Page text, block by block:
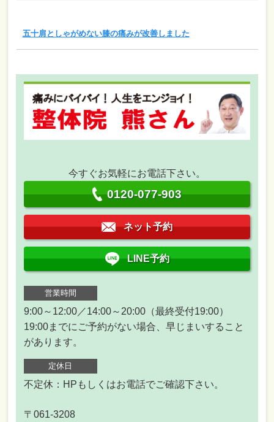
五十肩としゃがめない膝の痛みが改善しました
今すぐお気軽にお電話下さい。
0120-077-903
ネット予約
LINE予約
営業時間
9:00～12:00／14:00～20:00（最終受付19:00）
19:00までにご予約がない場合、早じまいすること
があります。
定休日
不定休：HPもしくはお電話でご確認下さい。
〒061-3208